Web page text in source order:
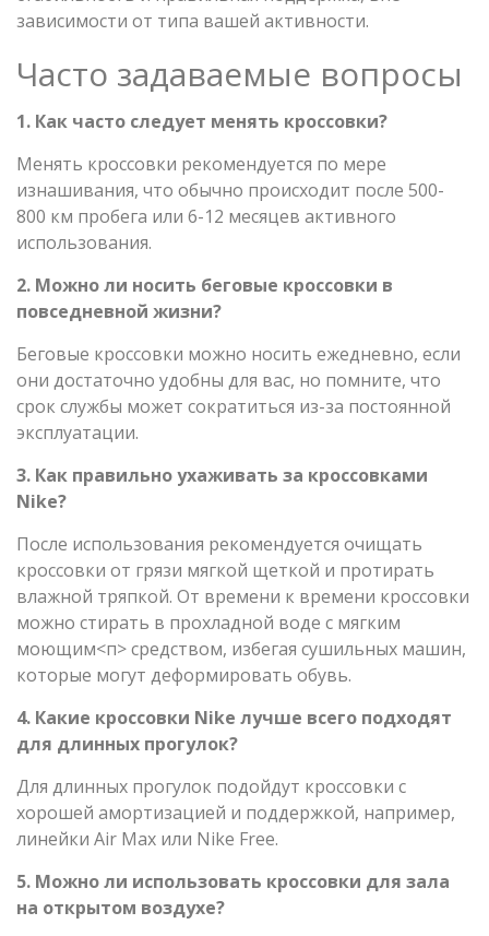
зависимости от типа вашей активности.
Часто задаваемые вопросы
1. Как часто следует менять кроссовки?
Менять кроссовки рекомендуется по мере
изнашивания, что обычно происходит после 500-
800 км пробега или 6-12 месяцев активного
использования.
2. Можно ли носить беговые кроссовки в
повседневной жизни?
Беговые кроссовки можно носить ежедневно, если
они достаточно удобны для вас, но помните, что
срок службы может сократиться из-за постоянной
эксплуатации.
3. Как правильно ухаживать за кроссовками
Nike?
После использования рекомендуется очищать
кроссовки от грязи мягкой щеткой и протирать
влажной тряпкой. От времени к времени кроссовки
можно стирать в прохладной воде с мягким
моющим<п> средством, избегая сушильных машин,
которые могут деформировать обувь.
4. Какие кроссовки Nike лучше всего подходят
для длинных прогулок?
Для длинных прогулок подойдут кроссовки с
хорошей амортизацией и поддержкой, например,
линейки Air Max или Nike Free.
5. Можно ли использовать кроссовки для зала
на открытом воздухе?